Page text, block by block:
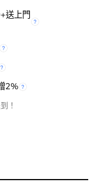
送上門
2%
！